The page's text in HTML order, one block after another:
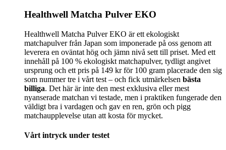
Healthwell Matcha Pulver EKO
Healthwell Matcha Pulver EKO är ett ekologiskt
matchapulver från Japan som imponerade på oss genom att
leverera en oväntat hög och jämn nivå sett till priset. Med ett
innehåll på 100 % ekologiskt matchapulver, tydligt angivet
ursprung och ett pris på 149 kr för 100 gram placerade den sig
som nummer tre i vårt test – och fick utmärkelsen bästa
billiga. Det här är inte den mest exklusiva eller mest
nyanserade matchan vi testade, men i praktiken fungerade den
väldigt bra i vardagen och gav en ren, grön och pigg
matchaupplevelse utan att kosta för mycket.
Vårt intryck under testet